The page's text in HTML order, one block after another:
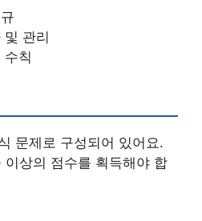
및 관리
수칙
문제로 구성되어 있어요.
이상의 점수를 획득해야 합